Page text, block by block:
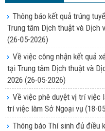
Thông báo kết quả trúng
Trung tâm Dịch thuật và Dịch
(26-05-2026)
Về việc công nhận kết quả
tại Trung tâm Dịch thuật và
2026 (26-05-2026)
Về việc phê duyệt vị trí việc
trí việc làm Sở Ngoại vụ (18-
Thông báo Thí sinh đủ điều